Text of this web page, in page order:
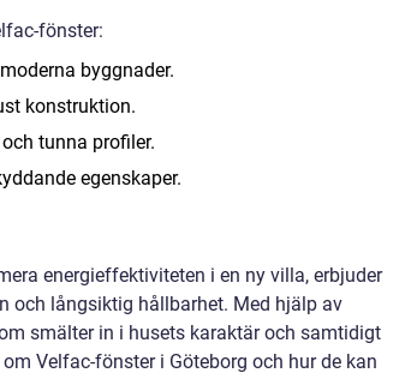
fönster:
byggnader.
konstruktion.
tunna profiler.
egenskaper.
energieffektiviteten i en ny villa, erbjuder
och långsiktig hållbarhet. Med hjälp av
smälter in i husets karaktär och samtidigt
Velfac-fönster i Göteborg och hur de kan